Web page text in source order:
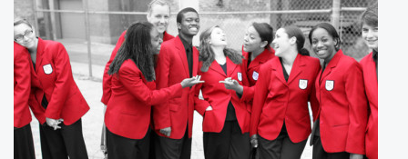
Inquino Anch’io– Marcella Brizzi
Un Perfetto Martedì– Damedeo
Appunti su un amore– Federico Bergonzoni
If I Had Two Lives (A. Ferrario)– Andrea Ferrario
Quartet